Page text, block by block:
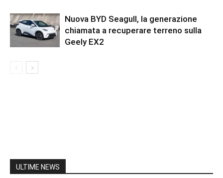
Nuova BYD Seagull, la generazione
chiamata a recuperare terreno sulla
Geely EX2
ULTIME NEWS